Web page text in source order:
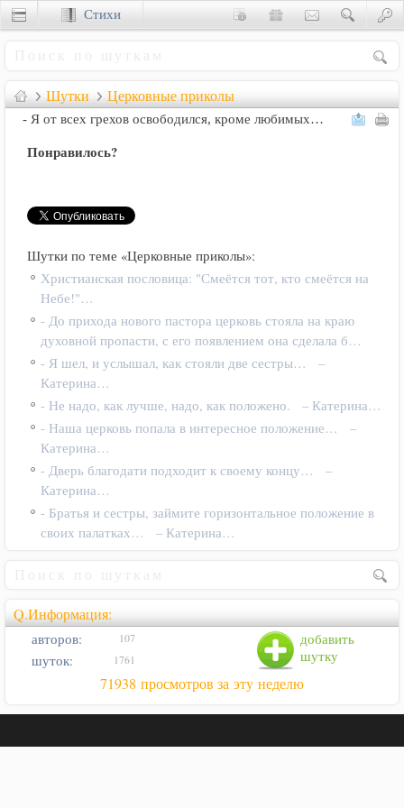
Шутки Церковные приколы
- Я от всех грехов освободился, кроме любимых…
Понравилось?
Шутки по теме «Церковные приколы»:
Христианская пословица: "Смеётся тот, кто смеётся на
Небе!"…
- До прихода нового пастора церковь стояла на краю
духовной пропасти, с его появлением она сделала б…
- Я шел, и услышал, как стояли две сестры… –
Катерина…
- Не надо, как лучше, надо, как положено. – Катерина…
- Наша церковь попала в интересное положение… –
Катерина…
- Дверь благодати подходит к своему концу… –
Катерина…
- Братья и сестры, займите горизонтальное положение в
своих палатках… – Катерина…
Q.Информация:
добавить
шутку
авторов: 107
шуток: 1761
71938 просмотров за эту неделю
Стихи